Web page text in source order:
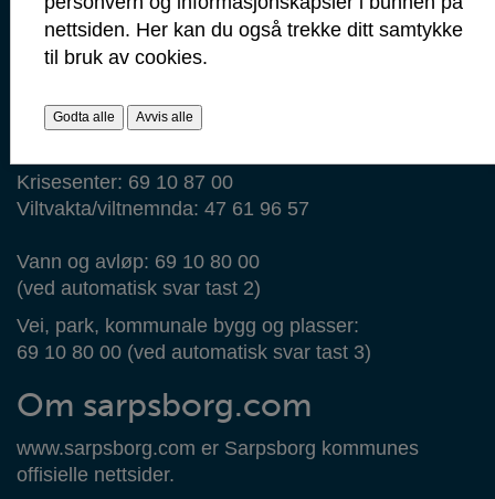
Legevakt: 116 117
Barnevern: I arbeidstid: 91 11 71 40
Mellom klokken 15.30-08.00, ring:
Krisesenter: 69 10 87 00
Viltvakta/viltnemnda: 47 61 96 57
Vann og avløp: 69 10 80 00
(ved automatisk svar tast 2)
Vei, park, kommunale bygg og plasser:
69 10 80 00 (ved automatisk svar tast 3)
Om sarpsborg.com
www.sarpsborg.com er Sarpsborg kommunes
offisielle nettsider.
nettsiden. Her kan du også trekke ditt samtykke
til bruk av cookies.
Godta alle Avvis alle